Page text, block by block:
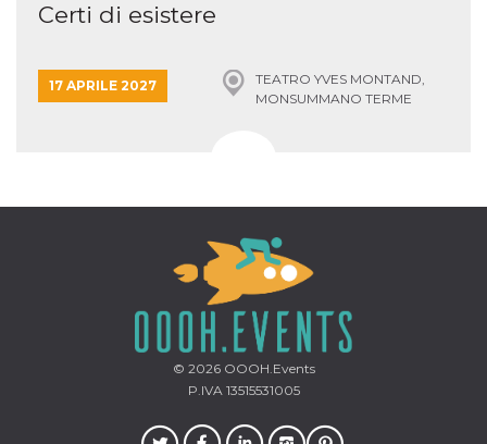
Certi di esistere
17 APRILE 2027
TEATRO YVES MONTAND,
MONSUMMANO TERME
© 2026OOOH.Events
P.IVA 13515531005